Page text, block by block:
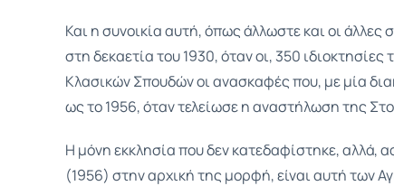
Και η συνοικία αυτή, όπως άλλωστε και οι άλλες
στη δεκαετία του 1930, όταν οι, 350
Κλασικών Σπουδών οι ανασκαφές που, με μία
ως το 1956, όταν τελείωσε η αναστήλωση της
Η μόνη εκκλησία που δεν κατεδαφίστηκε,
(1956) στην αρχική της μορφή, είναι αυτή των